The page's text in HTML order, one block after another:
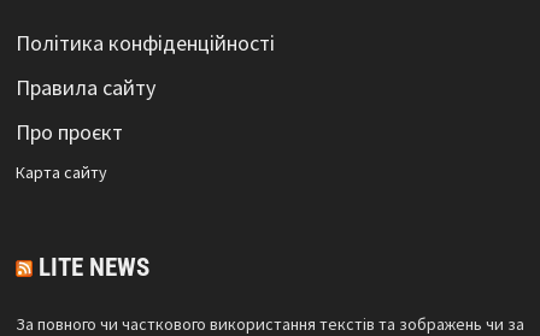
Політика конфіденційності
Правила сайту
Про проєкт
Карта сайтy
LITE NEWS
За повного чи часткового використання текстів та зображень чи за